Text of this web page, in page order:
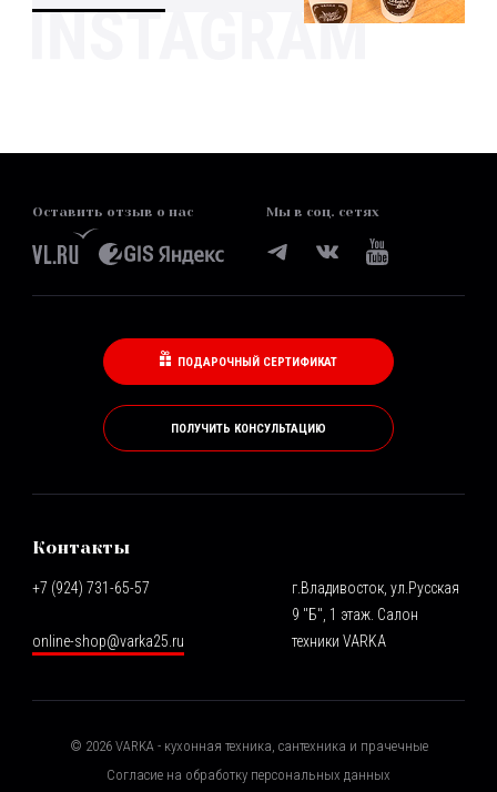
Оставить отзыв о нас Мы в соц. сетях
ПОДАРОЧНЫЙ СЕРТИФИКАТ
ПОЛУЧИТЬ КОНСУЛЬТАЦИЮ
Контакты
+7 (924) 731-65-57
online-shop@varka25.ru
г.Владивосток, ул.Русская
9 "Б", 1 этаж. Салон
техники VARKA
© 2026VARKA - кухонная техника, сантехника и прачечные
Согласие на обработку персональных данных